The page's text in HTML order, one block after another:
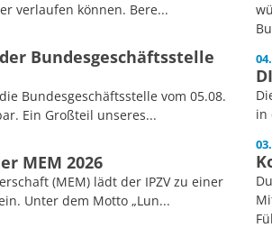
verlaufen können. Bere...
Bundesgeschäftsstelle
Bundesgeschäftsstelle vom 05.08.
Ein Großteil unseres...
MEM 2026
(MEM) lädt der IPZV zu einer
Unter dem Motto „Lun...
in